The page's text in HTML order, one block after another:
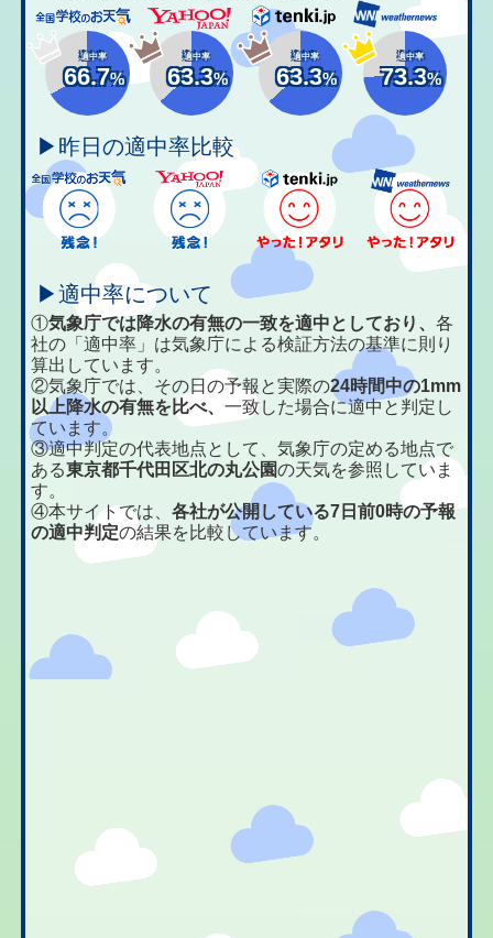
適中率
66.7%
適中率
63.3%
適中率
63.3%
適中率
73.3%
▶昨日の適中率比較
▶適中率について
①気象庁では降水の有無の一致を適中としており、各
社の「適中率」は気象庁による検証方法の基準に則り
算出しています。
②気象庁では、その日の予報と実際の24時間中の1mm
以上降水の有無を比べ、一致した場合に適中と判定し
ています。
③適中判定の代表地点として、気象庁の定める地点で
ある東京都千代田区北の丸公園の天気を参照していま
す。
④本サイトでは、各社が公開している7日前0時の予報
の適中判定の結果を比較しています。